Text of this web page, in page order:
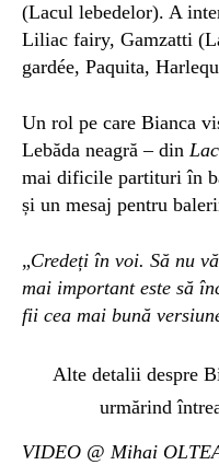
(Lacul lebedelor). A
Liliac fairy, Gamzatti
gardée, Paquita,
Un rol pe care Bianca v
Lebăda neagră – din
mai dificile partituri în
și un mesaj pentru
„Credeți în voi. Să nu
mai important este să
fii cea mai bună
Alte detalii despre
urmărind
VIDEO @ Mihai